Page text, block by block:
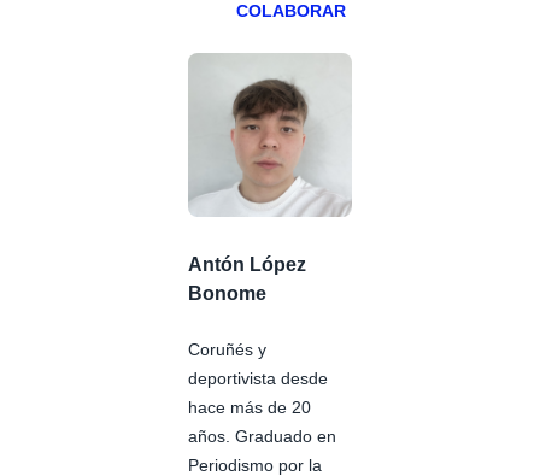
COLABORAR
Antón López
Bonome
Coruñés y
deportivista desde
hace más de 20
años. Graduado en
Periodismo por la